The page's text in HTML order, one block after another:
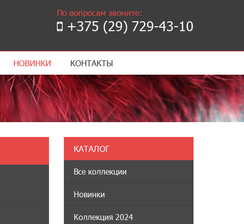
По вопросам звоните:
+375 (29) 729-43-10
НОВИНКИ КОНТАКТЫ
КАТАЛОГ
Все коллекции
Новинки
Коллекция 2024